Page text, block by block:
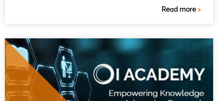
Read more>